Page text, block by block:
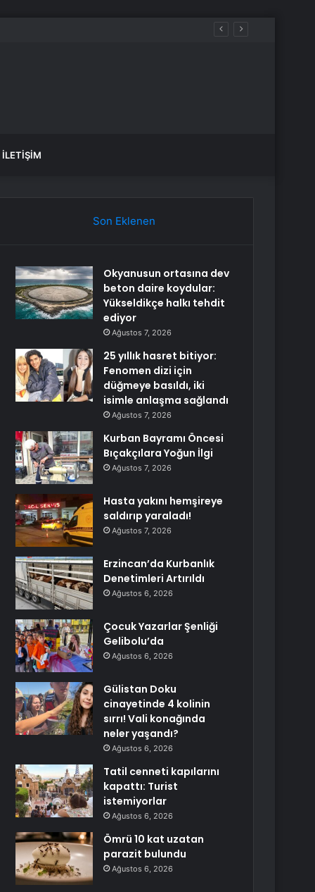
İLETIŞIM
Son Eklenen
Okyanusun ortasına dev
beton daire koydular:
Yükseldikçe halkı tehdit
ediyor
Ağustos 7, 2026
25 yıllık hasret bitiyor:
Fenomen dizi için
düğmeye basıldı, iki
isimle anlaşma sağlandı
Ağustos 7, 2026
Kurban Bayramı Öncesi
Bıçakçılara Yoğun İlgi
Ağustos 7, 2026
Hasta yakını hemşireye
saldırıp yaraladı!
Ağustos 7, 2026
Erzincan’da Kurbanlık
Denetimleri Artırıldı
Ağustos 6, 2026
Çocuk Yazarlar Şenliği
Gelibolu’da
Ağustos 6, 2026
Gülistan Doku
cinayetinde 4 kolinin
sırrı! Vali konağında
neler yaşandı?
Ağustos 6, 2026
Tatil cenneti kapılarını
kapattı: Turist
istemiyorlar
Ağustos 6, 2026
Ömrü 10 kat uzatan
parazit bulundu
Ağustos 6, 2026